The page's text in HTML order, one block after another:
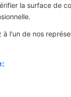
la surface de
à l'un de nos